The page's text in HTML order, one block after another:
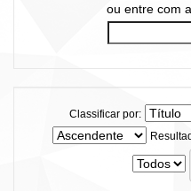
ou entre com
Classificar por: